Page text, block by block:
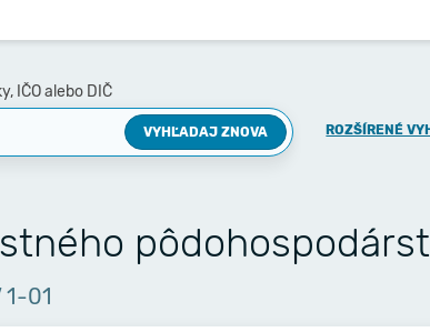
IČO alebo DIČ
VYHĽADAJ ZNOVA ROZŠÍRENÉ
1-01